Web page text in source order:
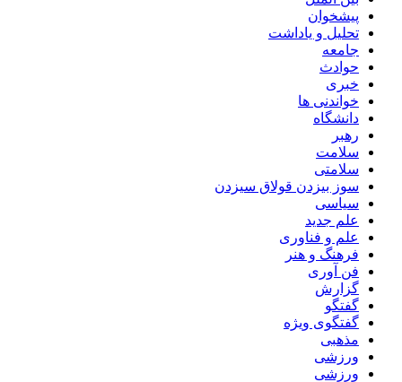
پیشخوان
تحلیل و یاداشت
جامعه
حوادث
خبری
خواندنی ها
دانشگاه
رهبر
سلامت
سلامتی
سوز بیزدن قولاق سیزدن
سیاسی
علم جدید
علم و فناوری
فرهنگ و هنر
فن آوری
گزارش
گفتگو
گفتگوی ویژه
مذهبی
ورزشی
ورزشی